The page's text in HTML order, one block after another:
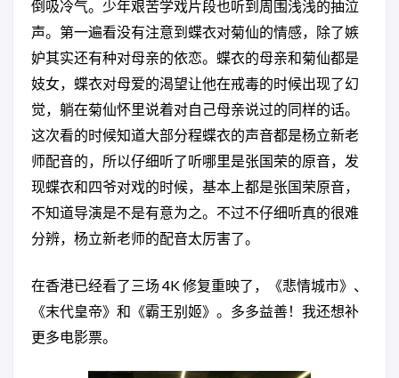
倒吸冷气。少年艰苦学戏片段也听到周围浅浅的抽泣
声。第一遍看没有注意到蝶衣对菊仙的情感，除了嫉
妒其实还有种对母亲的依恋。蝶衣的母亲和菊仙都是
妓女，蝶衣对母爱的渴望让他在戒毒的时候出现了幻
觉，躺在菊仙怀里说着对自己母亲说过的同样的话。
这次看的时候知道大部分程蝶衣的声音都是杨立新老
师配音的，所以仔细听了听哪里是张国荣的原音，发
现蝶衣和四爷对戏的时候，基本上都是张国荣原音，
不知道导演是不是有意为之。不过不仔细听真的很难
分辨，杨立新老师的配音太厉害了。
在香港已经看了三场 4K 修复重映了，《悲情城市》、
《末代皇帝》和《霸王别姬》。多多益善！我还想补
更多电影票。